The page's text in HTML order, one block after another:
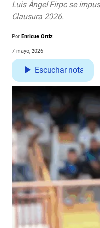
Luis Ángel Firpo se
Clausura 2026.
Por Enrique Ortiz
7 mayo, 2026
Escuchar nota